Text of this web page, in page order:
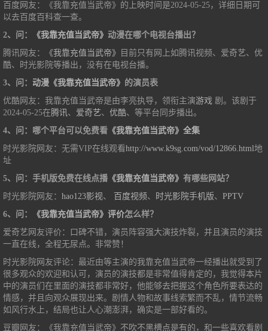
百度网友：《我靠充值当武帝》的上映时间是2024-05-25，详细日期可
以去百度百科查一查。
2、问：
《我靠充值当武帝》 动漫在哪个电视台播出？
腾讯网友：
《我靠充值当武帝》
目前只有网上如腾讯视频、爱奇艺、优
酷、时光影院等播出，没有在电视台播。
3、问： 动漫《我靠充值当武帝》 的演员表
优酷网友：我靠充值当武帝是由李亮执导，领衔主演游戏 剧。该剧于
2024-05-25在腾讯、 爱奇艺、 优酷、等平台同步播出。
4、问：哪个平台可以免费看 《我靠充值当武帝》全集
时光影院网友：无需VIP在线观看http://www.k9sg.com/vod/12866.html地
址
5、问：手机版免费在线点播 《我靠充值当武帝》 有哪些网站？
时光影院网友： hao123影视、 百度视频、 时光影院手机版、 PPTV
6、问：
《我靠充值当武帝》评价怎么样？
爱奇艺网友评价：口碑不错，演员阵容强大演技炸裂，并且演员的演技
一直在线，全程无尿点。非常赞！
时光影院网友评论：最近由等主演的我靠充值当武帝一经播出就受到了
很多观众的欢迎和认可，演员的演技都是非常值得肯定的，我觉得本片
中的演员们在里面的演技都非常好，他能够去把握这个角色所要表达的
情感，并且向观众展现出来。剧情人物和故事线索繁而不乱，情节流畅
如风行水上，结局也让人心潮澎湃，确实是一部好看的。
豆瓣网友：《我靠充值当武帝》不吹不黑槽点是有的，和一些喜欢看剧